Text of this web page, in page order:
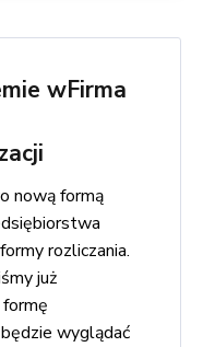
wFirma
nową formą
rozliczania.
już
wyglądać